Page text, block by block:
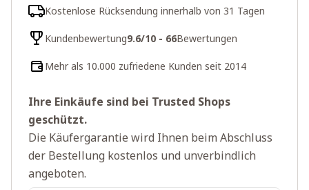
Kostenlose Rücksendung innerhalb von 31 Tagen
Kundenbewertung9.6/10 - 66Bewertungen
Mehr als 10.000 zufriedene Kunden seit 2014
Ihre Einkäufe sind bei Trusted Shops
geschützt.
Die Käufergarantie wird Ihnen beim Abschluss
der Bestellung kostenlos und unverbindlich
angeboten.